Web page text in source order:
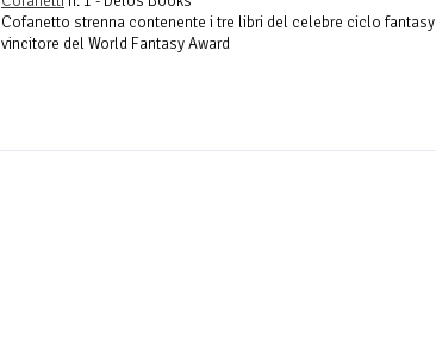
Cofanetto strenna contenente i tre libri del celebre ciclo fantasy
vincitore del World Fantasy Award